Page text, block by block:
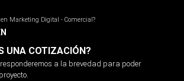
Marketing Digital - Comercial?
UNA COTIZACIÓN?
a la brevedad para poder